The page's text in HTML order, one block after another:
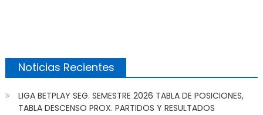
Noticias Recientes
LIGA BETPLAY SEG. SEMESTRE 2026 TABLA DE POSICIONES,
TABLA DESCENSO PROX. PARTIDOS Y RESULTADOS